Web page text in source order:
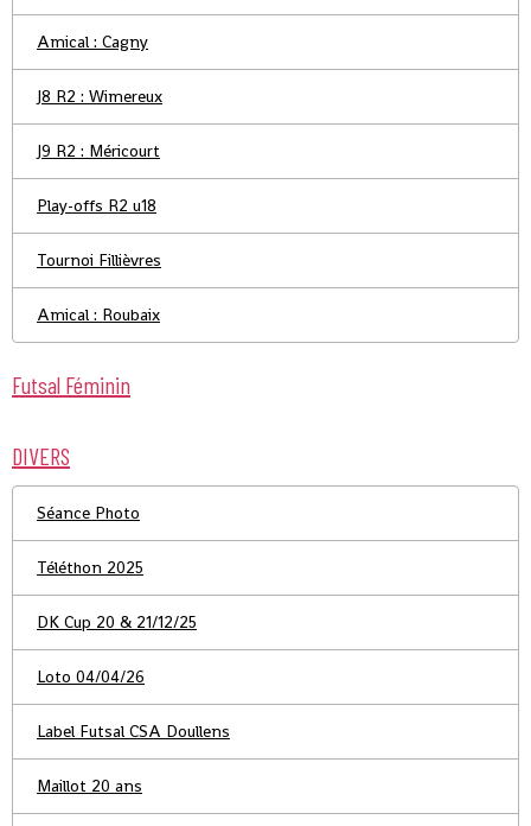
Amical : Cagny
J8 R2 : Wimereux
J9 R2 : Méricourt
Play-offs R2 u18
Tournoi Fillièvres
Amical : Roubaix
Futsal Féminin
DIVERS
Séance Photo
Téléthon 2025
DK Cup 20 & 21/12/25
Loto 04/04/26
Label Futsal CSA Doullens
Maillot 20 ans